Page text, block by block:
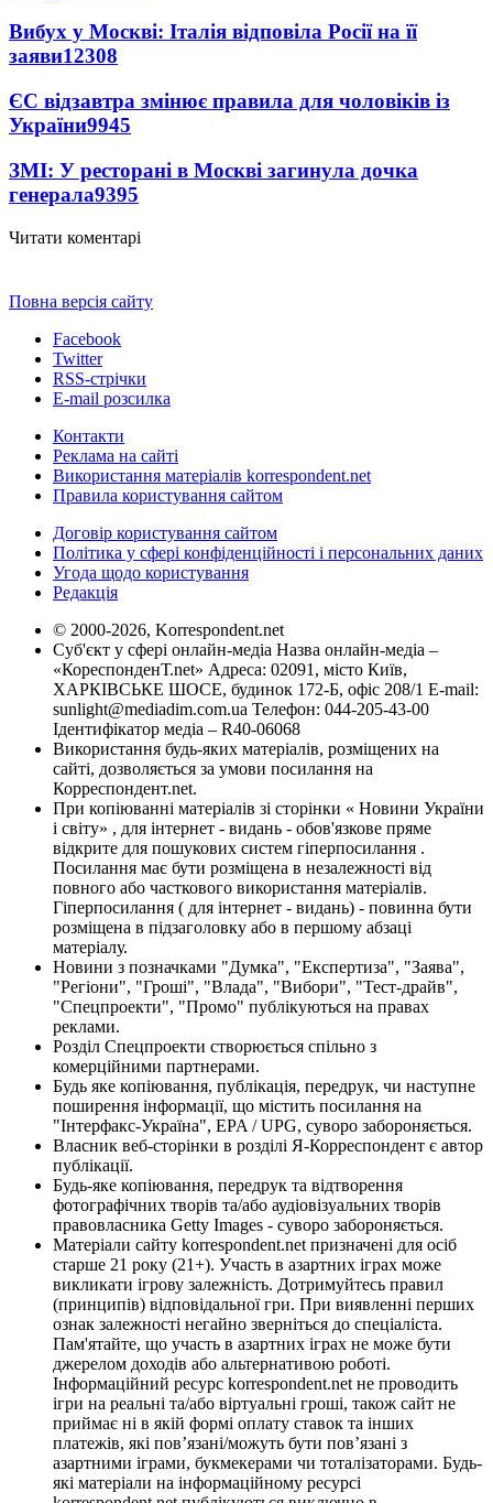
Вибух у Москві: Італія відповіла Росії на її
заяви12308
ЄС відзавтра змінює правила для чоловіків із
України9945
ЗМІ: У ресторані в Москві загинула дочка
генерала9395
Читати коментарі
Повна версія сайту
Facebook
Twitter
RSS-стрічки
E-mail розсилка
Контакти
Реклама на сайті
Використання матеріалів korrespondent.net
Правила користування сайтом
Договір користування сайтом
Політика у сфері конфіденційності і персональних даних
Угода щодо користування
Редакція
© 2000-2026, Korrespondent.net
Суб'єкт у сфері онлайн-медіа Назва онлайн-медіа –
«КореспонденТ.net» Адреса: 02091, місто Київ,
ХАРКІВСЬКЕ ШОСЕ, будинок 172-Б, офіс 208/1 E-mail:
sunlight@mediadim.com.ua Телефон: 044-205-43-00
Ідентифікатор медіа – R40-06068
Використання будь-яких матеріалів, розміщених на
сайті, дозволяється за умови посилання на
Корреспондент.net.
При копіюванні матеріалів зі сторінки « Новини України
і світу» , для інтернет - видань - обов'язкове пряме
відкрите для пошукових систем гіперпосилання .
Посилання має бути розміщена в незалежності від
повного або часткового використання матеріалів.
Гіперпосилання ( для інтернет - видань) - повинна бути
розміщена в підзаголовку або в першому абзаці
матеріалу.
Новини з позначками "Думка", "Експертиза", "Заява",
"Регіони", "Гроші", "Влада", "Вибори", "Тест-драйв",
"Спецпроекти", "Промо" публікуються на правах
реклами.
Розділ Спецпроекти створюється спільно з
комерційними партнерами.
Будь яке копіювання, публікація, передрук, чи наступне
поширення інформації, що містить посилання на
"Інтерфакс-Україна", EPA / UPG, суворо забороняється.
Власник веб-сторінки в розділі Я-Корреспондент є автор
публікації.
Будь-яке копіювання, передрук та відтворення
фотографічних творів та/або аудіовізуальних творів
правовласника Getty Images - суворо забороняється.
Матеріали сайту korrespondent.net призначені для осіб
старше 21 року (21+). Участь в азартних іграх може
викликати ігрову залежність. Дотримуйтесь правил
(принципів) відповідальної гри. При виявленні перших
ознак залежності негайно зверніться до спеціаліста.
Пам'ятайте, що участь в азартних іграх не може бути
джерелом доходів або альтернативою роботі.
Інформаційний ресурс korrespondent.net не проводить
ігри на реальні та/або віртуальні гроші, також сайт не
приймає ні в якій формі оплату ставок та інших
платежів, які пов’язані/можуть бути пов’язані з
азартними іграми, букмекерами чи тоталізаторами. Будь-
які матеріали на інформаційному ресурсі